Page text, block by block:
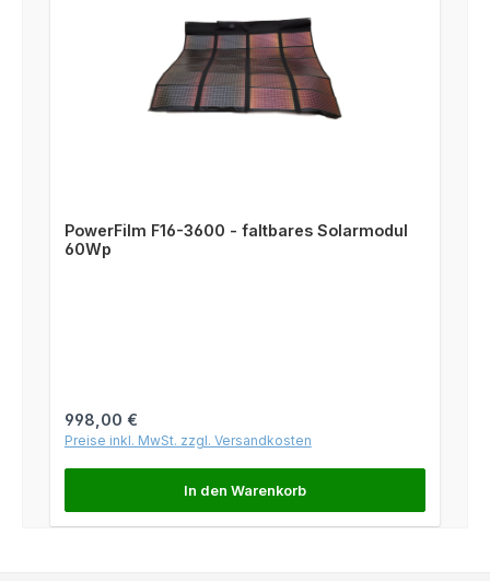
PowerFilm F16-3600 - faltbares Solarmodul
60Wp
Regulärer Preis:
998,00 €
Preise inkl. MwSt. zzgl. Versandkosten
In den Warenkorb